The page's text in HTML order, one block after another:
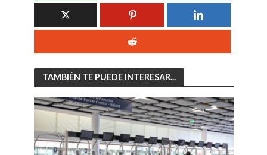
TAMBIÉN TE PUEDE INTERESAR...